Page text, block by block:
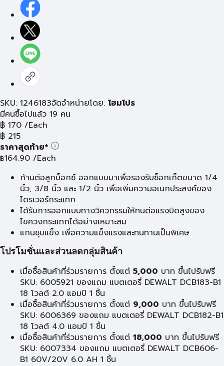
SKU: 1246183จัดจำหน่ายโดย: โฮมโปร
มีคนซื้อไปแล้ว 19 คน
฿ 170 /Each
฿ 215
ราคาสุดท้าย*
฿164.90 /Each
ก้านต่อลูกบ็อกซ์ ออกแบบมาเพื่อรองรับซ็อกเก็ตขนาด 1/4
นิ้ว, 3/8 นิ้ว และ 1/2 นิ้ว เพื่อเพิ่มความอเนกประสงค์ของ
ไดรเวอร์กระแทก
ได้รับการออกแบบทางวิศวกรรมให้ทนต่อแรงบิดสูงของ
ไขควงกระแทกได้อย่างเหมาะสม
แกนชุบแข็ง เพื่อความแข็งแรงและทนทานเป็นพิเศษ
โปรโมชั่นและส่วนลดกลุ่มสินค้า
เมื่อซื้อสินค้าที่ร่วมรายการ ตั้งแต่ 5,000 บาท ขึ้นไปรับฟรี
SKU: 6005921 ของแถม แบตเตอรี่ DEWALT DCB183-B1
18 โวลต์ 2.0 แอมป์ 1 ชิ้น
เมื่อซื้อสินค้าที่ร่วมรายการ ตั้งแต่ 9,000 บาท ขึ้นไปรับฟรี
SKU: 6006369 ของแถม แบตเตอรี่ DEWALT DCB182-B1
18 โวลต์ 4.0 แอมป์ 1 ชิ้น
เมื่อซื้อสินค้าที่ร่วมรายการ ตั้งแต่ 18,000 บาท ขึ้นไปรับฟรี
SKU: 6007334 ของแถม แบตเตอรี่ DEWALT DCB606-
B1 60V/20V 6.0 AH 1 ชิ้น